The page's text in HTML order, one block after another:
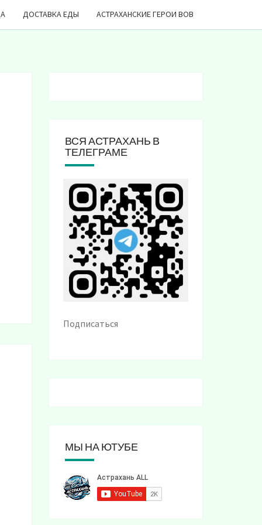
ДОСТАВКА ЕДЫ АСТРАХАНСКИЕ ГЕРОИ ВОВ
ВСЯ АСТРАХАНЬ В
ТЕЛЕГРАМЕ
Подписаться
МЫ НА ЮТУБЕ